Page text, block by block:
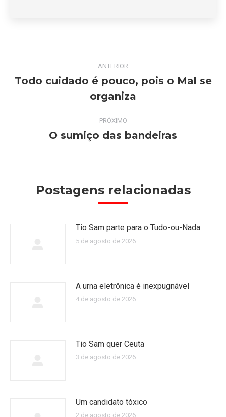
Navegação
de
ANTERIOR
anterior:
Todo cuidado é pouco, pois o Mal se
organiza
PRÓXIMO
Próximo
O sumiço das bandeiras
Postagens relacionadas
Tio Sam parte para o Tudo-ou-Nada
5 de agosto de 2026
A urna eletrônica é inexpugnável
4 de agosto de 2026
Tio Sam quer Ceuta
3 de agosto de 2026
Um candidato tóxico
2 de agosto de 2026